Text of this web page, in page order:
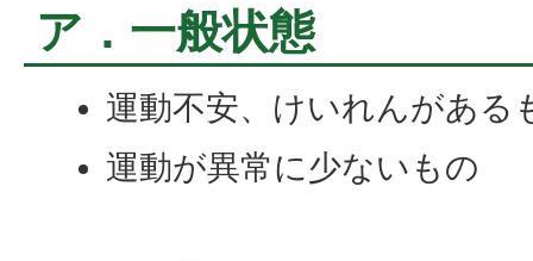
ア．一般状態
運動不安、けいれんがある
運動が異常に少ないもの